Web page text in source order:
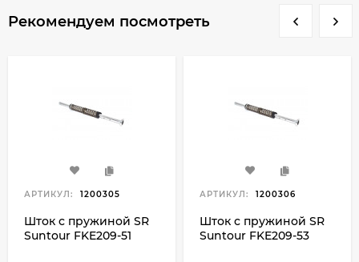
Рекомендуем посмотреть
АРТИКУЛ: 1200305
Шток с пружиной SR
Suntour FKE209-51
АРТИКУЛ: 1200306
Шток с пружиной SR
Suntour FKE209-53